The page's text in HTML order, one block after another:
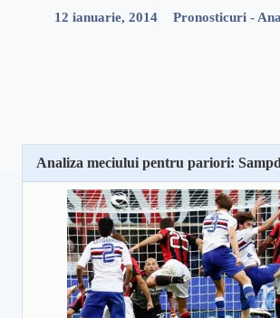
12 ianuarie, 2014 Pronosticuri -
Analiza meciului pentru pariori: